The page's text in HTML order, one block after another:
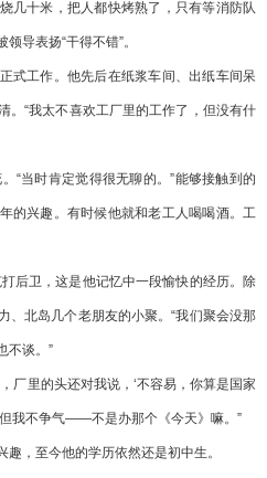
几十米，把人都快烤熟了，只有等消防队
导表扬“干得不错”。
工作。他先后在纸浆车间、出纸车间呆
。“我太不喜欢工厂里的工作了，但没有什
当时肯定觉得很无聊的。”能够接触到的
的兴趣。有时候他就和老工人喝喝酒。工
卫，这是他记忆中一段愉快的经历。除
、北岛几个老朋友的小聚。“我们聚会没那
不谈。”
里的头还对我说，‘不容易，你算是国家
我不争气——不是办那个《今天》嘛。”
，至今他的学历依然还是初中生。